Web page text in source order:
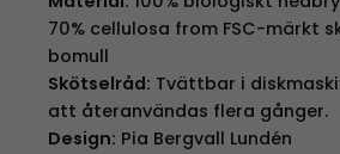
70% cellulosa from FSC-märkt
bomull
Skötselråd: Tvättbar i
att återanvändas flera gånger.
Design: Pia Bergvall Lundén